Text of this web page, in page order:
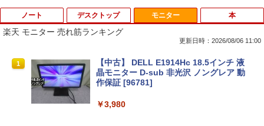
ノート
1
【マラソンセール期間中ポイント5倍】
【訳あり】中古 MacBook Air 13.3イン
チ 2015年 型番A1466 Core i5 メモリ8G
th macOS Monterey 動作確認済 すぐ使
デスクトップ
1
パソコンデスクトップ 中古モニター 液晶
モニター★色指定不可★19型〜液晶 即使
用可能 中古PC限定 シークレット【1ヶ月
モニター
楽天 モニター 売れ筋ランキング
更新日時：2026/08/06 11:00
1
【中古】 DELL E1914Hc 18.5インチ 液
晶モニター D-sub 非光沢 ノングレア 動
作保証 [96781]
￥3,980
本